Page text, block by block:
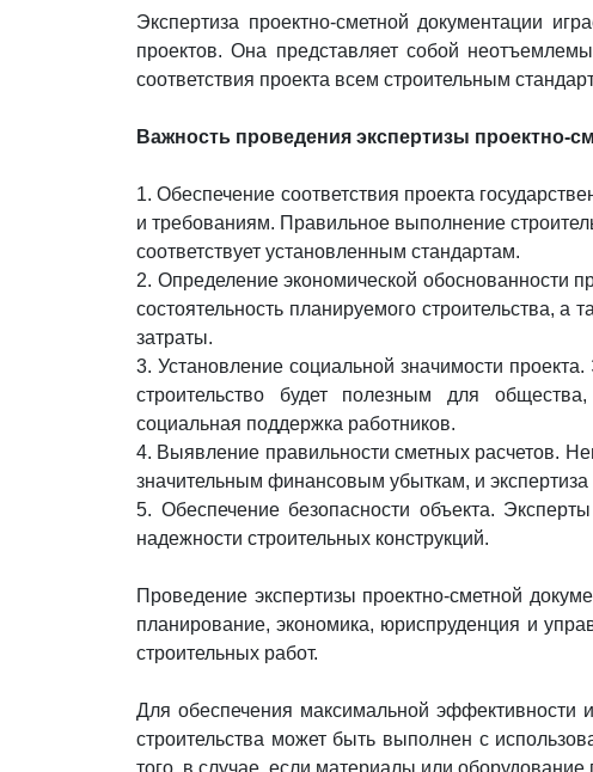
Экспертиза проектно-сметной документации
проектов. Она представляет собой
соответствия проекта всем строительным
Важность проведения экспертизы проектно-
1. Обеспечение соответствия проекта
и требованиям. Правильное выполнение
соответствует установленным стандартам.
2. Определение экономической обоснованности
состоятельность планируемого строительства,
затраты.
3. Установление социальной значимости
строительство будет полезным для
социальная поддержка работников.
4. Выявление правильности сметных расчетов.
значительным финансовым убыткам, и экспертиза
5. Обеспечение безопасности объекта.
надежности строительных конструкций.
Проведение экспертизы проектно-сметной
планирование, экономика, юриспруденция и
строительных работ.
Для обеспечения максимальной эффективности
строительства может быть выполнен с